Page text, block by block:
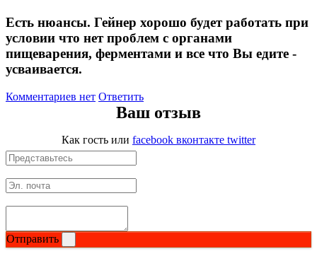
Адаптогены и Ноотропы
Здоровая печень
Здоровье костей
Иммунитет
Есть нюансы. Гейнер хорошо будет работать при
условии что нет проблем с органами
пищеварения, ферментами и все что Вы едите -
усваивается.
Комментариев нет Ответить
Ваш отзыв
Как гость или facebook вконтакте twitter
Отправить